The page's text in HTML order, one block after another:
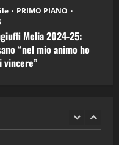
PRIMO PIANO
Melia 2024-25:
“nel mio animo ho
vincere”
Podcast: 30^ Puntata
2026)